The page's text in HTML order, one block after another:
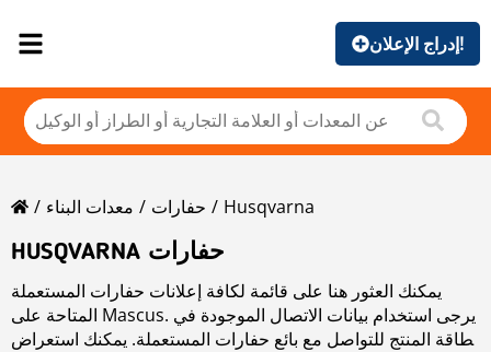
إدراج الإعلان!
معدات البناء حفارات
Husqvarna
HUSQVARNA حفارات
يمكنك العثور هنا على قائمة لكافة إعلانات حفارات المستعملة
المتاحة على Mascus. يرجى استخدام بيانات الاتصال الموجودة في
بطاقة المنتج للتواصل مع بائع حفارات المستعملة. يمكنك استعراض